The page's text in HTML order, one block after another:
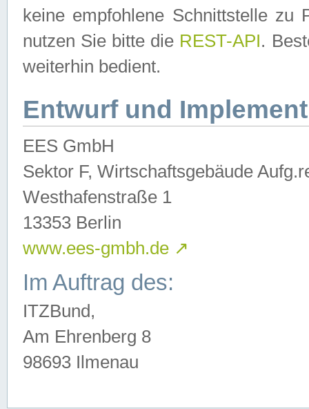
keine empfohlene Schnittstelle zu
nutzen Sie bitte die REST-API.
weiterhin bedient.
Entwurf und
EES GmbH
Sektor F, Wirtschaftsgebäude
Westhafenstraße 1
13353 Berlin
www.ees-gmbh.de ↗
Im Auftrag des:
ITZBund,
Am Ehrenberg 8
98693 Ilmenau